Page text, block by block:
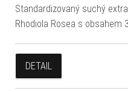
Standardizovaný suchý
Rhodiola Rosea s obsahem
DETAIL